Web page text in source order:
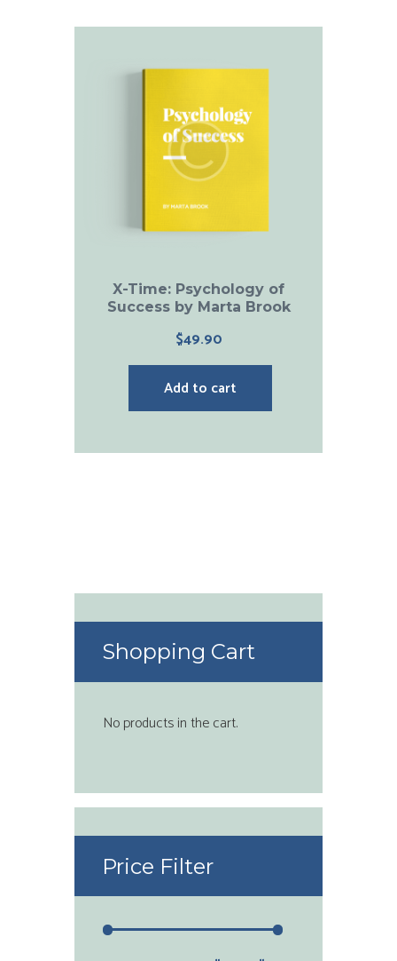
X-Time: Psychology of
Success by Marta Brook
$49.90
Add to cart
Shopping Cart
No products in the cart.
Price Filter